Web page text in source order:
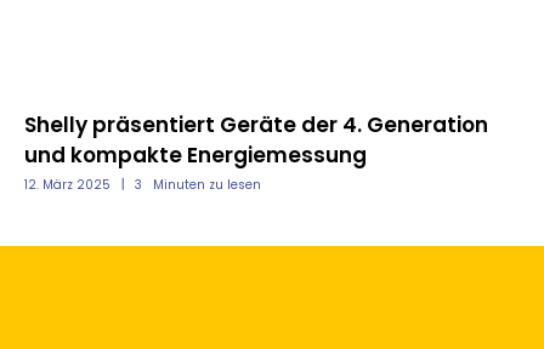
Shelly präsentiert Geräte der 4. Generation
und kompakte Energiemessung
12. März 2025 3 Minuten zu lesen